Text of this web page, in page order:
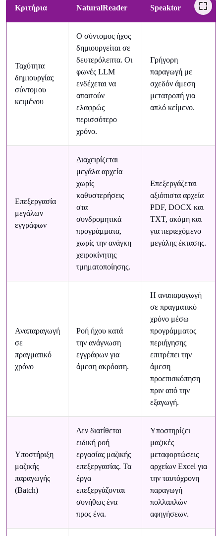
Κριτήρια NaturalReader Speaktor
Ταχύτητα
δημιουργίας
σύντομου
κειμένου
Ο σύντομος ήχος
δημιουργείται σε
δευτερόλεπτα. Οι
φωνές LLM
ενδέχεται να
απαιτούν
ελαφρώς
περισσότερο
χρόνο.
Γρήγορη
παραγωγή με
σχεδόν άμεση
μετατροπή για
απλό κείμενο.
Επεξεργασία
μεγάλων
εγγράφων
Διαχειρίζεται
μεγάλα αρχεία
χωρίς
καθυστερήσεις
στα
συνδρομητικά
προγράμματα,
χωρίς την ανάγκη
χειροκίνητης
τμηματοποίησης.
Επεξεργάζεται
αξιόπιστα αρχεία
PDF, DOCX και
TXT, ακόμη και
για περιεχόμενο
μεγάλης έκτασης.
Αναπαραγωγή
σε
πραγματικό
χρόνο
Ροή ήχου κατά
την ανάγνωση
εγγράφων για
άμεση ακρόαση.
Η αναπαραγωγή
σε πραγματικό
χρόνο μέσω
προγράμματος
περιήγησης
επιτρέπει την
άμεση
προεπισκόπηση
πριν από την
εξαγωγή.
Υποστήριξη
μαζικής
παραγωγής
(Batch)
Δεν διατίθεται
ειδική ροή
εργασίας μαζικής
επεξεργασίας. Τα
έργα
επεξεργάζονται
συνήθως ένα
προς ένα.
Υποστηρίζει
μαζικές
μεταφορτώσεις
αρχείων Excel για
την ταυτόχρονη
παραγωγή
πολλαπλών
αφηγήσεων.